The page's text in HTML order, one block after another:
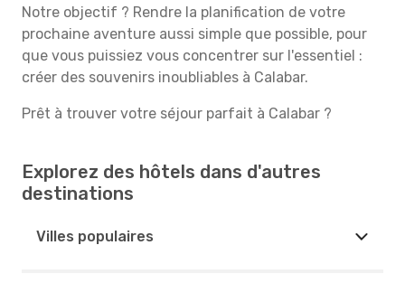
Notre objectif ? Rendre la planification de votre
prochaine aventure aussi simple que possible, pour
que vous puissiez vous concentrer sur l'essentiel :
créer des souvenirs inoubliables à Calabar.
Prêt à trouver votre séjour parfait à Calabar ?
Explorez des hôtels dans d'autres
destinations
Villes populaires